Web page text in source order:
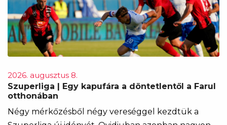
2026. augusztus 8.
Szuperliga | Egy kapufára a döntetlentől a Farul
otthonában
Négy mérkőzésből négy vereséggel kezdtük a